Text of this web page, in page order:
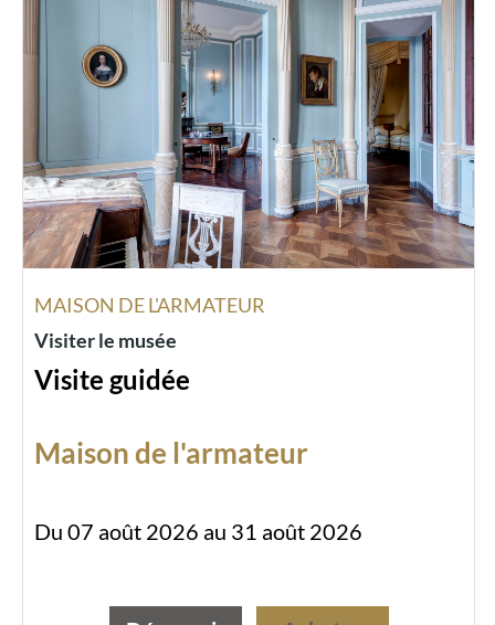
MAISON DE L'ARMATEUR
Visiter le musée
Visite guidée
Maison de l'armateur
Du 07 août 2026 au 31 août 2026